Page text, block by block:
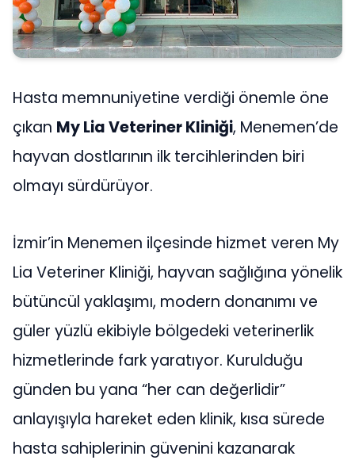
Hasta memnuniyetine verdiği önemle öne
çıkan My Lia Veteriner Kliniği, Menemen’de
hayvan dostlarının ilk tercihlerinden biri
olmayı sürdürüyor.
İzmir’in Menemen ilçesinde hizmet veren My
Lia Veteriner Kliniği, hayvan sağlığına yönelik
bütüncül yaklaşımı, modern donanımı ve
güler yüzlü ekibiyle bölgedeki veterinerlik
hizmetlerinde fark yaratıyor. Kurulduğu
günden bu yana “her can değerlidir”
anlayışıyla hareket eden klinik, kısa sürede
hasta sahiplerinin güvenini kazanarak